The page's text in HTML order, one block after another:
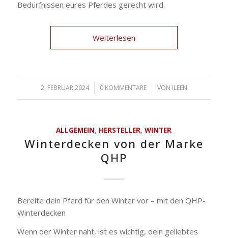
Bedürfnissen eures Pferdes gerecht wird.
Weiterlesen
2. FEBRUAR 2024
/ 0 KOMMENTARE
/ VON ILEEN
ALLGEMEIN, HERSTELLER,WINTER
Winterdecken von der Marke
QHP
Bereite dein Pferd für den Winter vor – mit den QHP-
Winterdecken
Wenn der Winter naht, ist es wichtig, dein geliebtes